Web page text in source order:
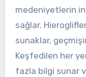
medeniyetlerin
sağlar.
sunaklar,
Keşfedilen her
fazla bilgi sunar